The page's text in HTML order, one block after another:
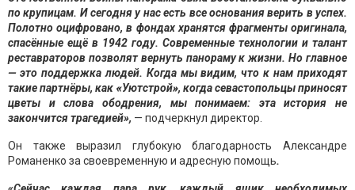
по крупицам. И сегодня у нас есть все основания верить в успех.
Полотно оцифровано, в фондах хранятся фрагменты оригинала,
спасённые ещё в 1942 году. Современные технологии и талант
реставраторов позволят вернуть панораму к жизни. Но главное
— это поддержка людей. Когда мы видим, что к нам приходят
такие партнёры, как «Уютстрой», когда севастопольцы приносят
цветы и слова ободрения, мы понимаем: эта история не
закончится трагедией», — подчеркнул директор.
Он также выразил глубокую благодарность Александре
Романенко за своевременную и адресную помощь.